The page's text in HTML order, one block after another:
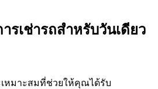
รเช่ารถสำหรับวันเดียว
หมาะสมที่ช่วยให้คุณได้รับ